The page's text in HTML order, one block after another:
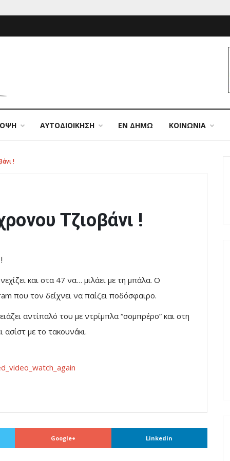
ΑΥΤΟΔΙΟΙΚΗΣΗ ΕΝ ΔΗΜΩ ΚΟΙΝΩΝΙΑ
!
Τζιοβάνι !
και στα 47 να… μιλάει με τη μπάλα. Ο
που τον δείχνει να παίζει ποδόσφαιρο.
αντίπαλό του με ντρίμπλα “σομπρέρο” και στη
ασίστ με το τακουνάκι.
Google+ Linkedin